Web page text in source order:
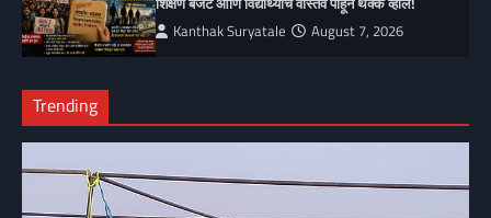
Kanthak Suryatale August 7, 2026
Trending